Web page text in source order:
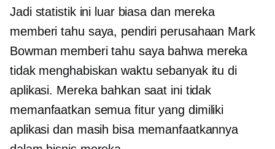
Jadi statistik ini luar biasa dan mereka
memberi tahu saya, pendiri perusahaan Mark
Bowman memberi tahu saya bahwa mereka
tidak menghabiskan waktu sebanyak itu di
aplikasi. Mereka bahkan saat ini tidak
memanfaatkan semua fitur yang dimiliki
aplikasi dan masih bisa memanfaatkannya